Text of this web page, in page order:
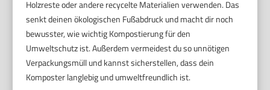
Holzreste oder andere recycelte Materialien verwenden. Das
senkt deinen ökologischen Fußabdruck und macht dir noch
bewusster, wie wichtig Kompostierung für den
Umweltschutz ist. Außerdem vermeidest du so unnötigen
Verpackungsmüll und kannst sicherstellen, dass dein
Komposter langlebig und umweltfreundlich ist.